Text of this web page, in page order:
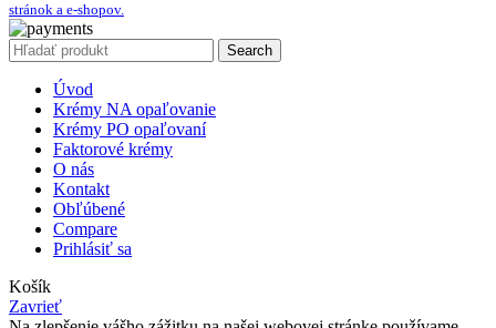
stránok a e-shopov.
Search
Úvod
Krémy NA opaľovanie
Krémy PO opaľovaní
Faktorové krémy
O nás
Kontakt
Obľúbené
Compare
Prihlásiť sa
Košík
Zavrieť